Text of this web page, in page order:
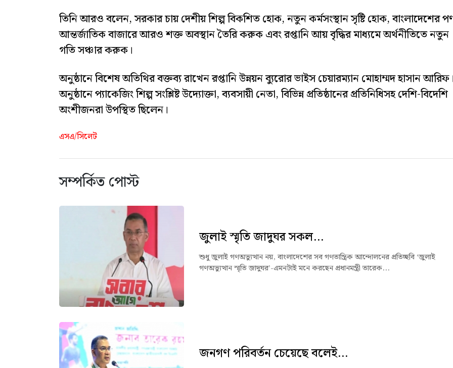
তিনি আরও বলেন, সরকার চায় দেশীয় শিল্প বিকশিত হোক, নতুন কর্মসংস্থান সৃষ্টি হোক, বাংলাদেশের
আন্তর্জাতিক বাজারে আরও শক্ত অবস্থান তৈরি করুক এবং রপ্তানি আয় বৃদ্ধির মাধ্যমে অর্থনীতিতে নতুন
গতি সঞ্চার করুক।
অনুষ্ঠানে বিশেষ অতিথির বক্তব্য রাখেন রপ্তানি উন্নয়ন ব্যুরোর ভাইস চেয়ারম্যান মোহাম্মদ হাসান আরিফ।
অনুষ্ঠানে প্যাকেজিং শিল্প সংশ্লিষ্ট উদ্যোক্তা, ব্যবসায়ী নেতা, বিভিন্ন প্রতিষ্ঠানের প্রতিনিধিসহ দেশি-বিদেশি
অংশীজনরা উপস্থিত ছিলেন।
এসএ/সিলেট
সম্পর্কিত পোস্ট
জুলাই স্মৃতি জাদুঘর সকল...
শুধু জুলাই গণঅভ্যুত্থান নয়, বাংলাদেশের সব গণতান্ত্রিক আন্দোলনের প্রতিচ্ছবি ‘জুলাই
গণঅভ্যুত্থান স্মৃতি জাদুঘর’-এমনটাই মনে করছেন প্রধানমন্ত্রী তারেক...
জনগণ পরিবর্তন চেয়েছে বলেই...